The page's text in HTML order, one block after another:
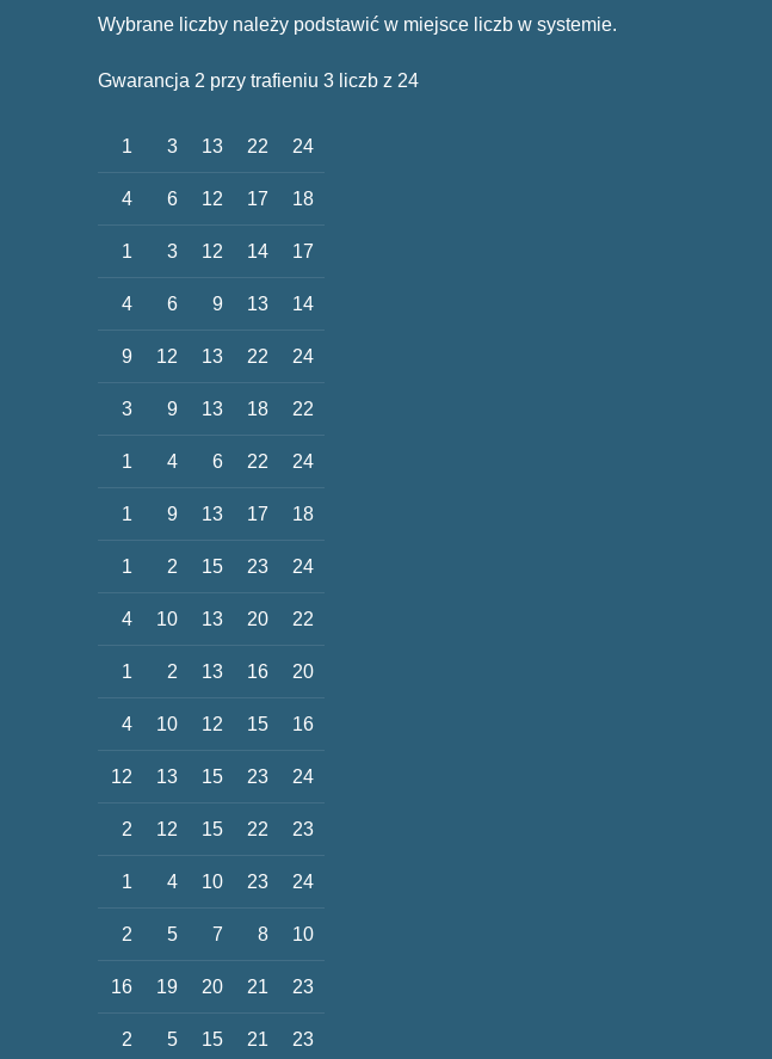
Wybrane liczby należy podstawić w miejsce liczb w systemie.
Gwarancja 2 przy trafieniu 3 liczb z 24
1 3 13 22 24
4 6 12 17 18
1 3 12 14 17
4 6 9 13 14
9 12 13 22 24
3 9 13 18 22
1 4 6 22 24
1 9 13 17 18
1 2 15 23 24
4 10 13 20 22
1 2 13 16 20
4 10 12 15 16
12 13 15 23 24
2 12 15 22 23
1 4 10 23 24
2 5 7 8 10
16 19 20 21 23
2 5 15 21 23